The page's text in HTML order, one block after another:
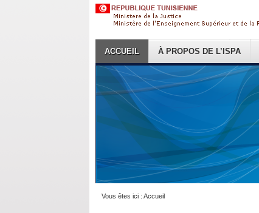
ACCUEIL À PROPOS DE L’ISPA
Vous êtes ici : Accueil